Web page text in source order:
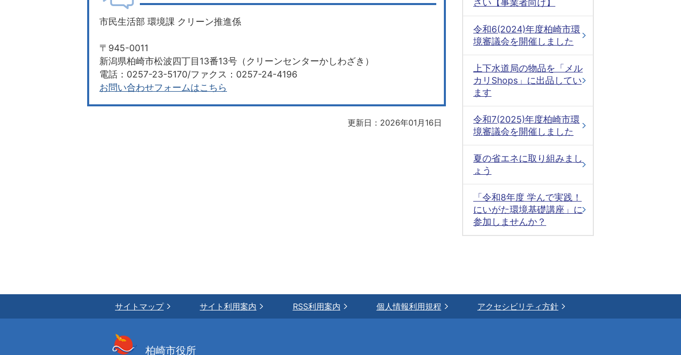
市民生活部 環境課 クリーン推進係
〒945-0011
新潟県柏崎市松波四丁目13番13号（クリーンセンターかしわざき）
電話：0257-23-5170/ファクス：0257-24-4196
お問い合わせフォームはこちら
更新日：2026年01月16日
さい【事業者向け】
令和6(2024)年度柏崎市環
境審議会を開催しました
上下水道局の物品を「メル
カリShops」に出品してい
ます
令和7(2025)年度柏崎市環
境審議会を開催しました
夏の省エネに取り組みまし
ょう
「令和8年度 学んで実践！
にいがた環境基礎講座」に
参加しませんか？
サイトマップ サイト利用案内 RSS利用案内 個人情報利用規程 アクセシビリティ方針
柏崎市役所